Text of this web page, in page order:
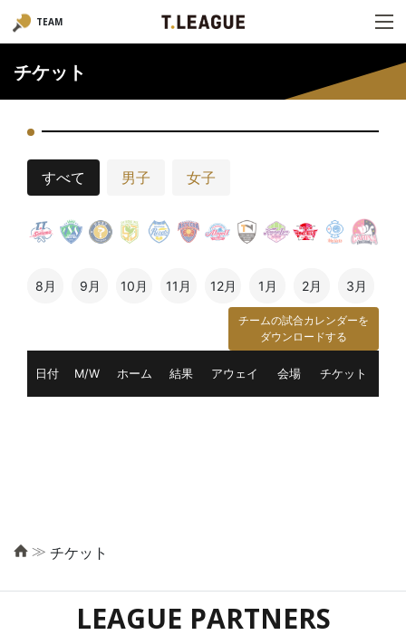
TEAM
チケット
すべて 男子 女子
8月 9月 10月 11月 12月 1月 2月 3月
チームの試合カレンダーを
ダウンロードする
日付 M/W ホーム 結果 アウェイ 会場 チケット
≫ チケット
LEAGUE PARTNERS